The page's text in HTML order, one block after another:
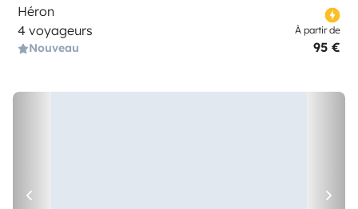
Héron
4 voyageurs
Nouveau
À partir de
95 €